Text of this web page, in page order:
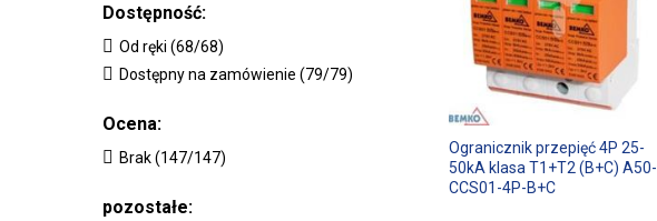
Dostępność:
Od ręki (68/68)
Dostępny na zamówienie (79/79)
Ocena:
Brak (147/147)
pozostałe:
Ogranicznik przepięć 4P 25-
50kA klasa T1+T2 (B+C) A50-
CCS01-4P-B+C